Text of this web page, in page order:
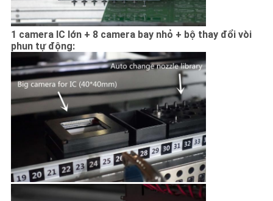
1 camera IC lớn + 8 camera bay nhỏ + bộ thay đổi vòi
phun tự động: